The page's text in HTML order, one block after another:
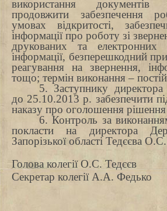
використання документів
продовжити забезпечення
умовах відкритості,
інформації про роботу зі
друкованих та електронних
інформації, безперешкодний
реагування на звернення,
тощо; термін виконання –
5. Заступнику
до 25.10.2013 р. забезпечити
наказу про оголошення рішення
6. Контроль за
покласти на директора
Запорізької області Тедєєва О.С.
Голова колегії О.С. Тедєєв
Секретар колегії А.А. Федько